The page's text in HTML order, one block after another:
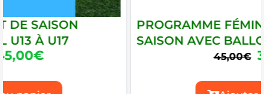
PROGRAMME FÉMININ DÉBUT DE
SAISON AVEC BALLON